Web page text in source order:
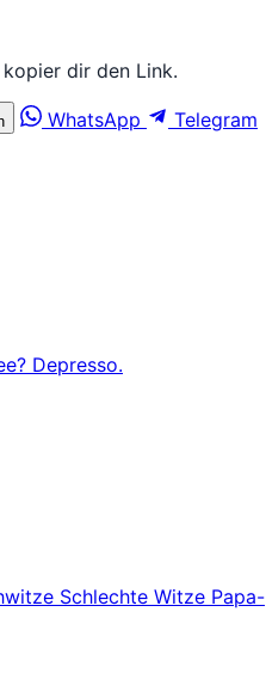
dir den Link.
WhatsApp
Telegram
Depresso.
Schlechte Witze Papa-